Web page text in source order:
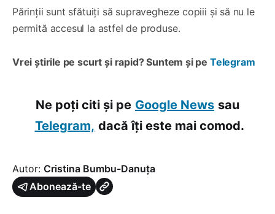
Părinții sunt sfătuiți să supravegheze copiii și să nu le
permită accesul la astfel de produse.
Vrei știrile pe scurt și rapid? Suntem și pe Telegram
Ne poți citi și pe Google News sau
Telegram, dacă îți este mai comod.
Autor: Cristina Bumbu-Danuța
Abonează-te